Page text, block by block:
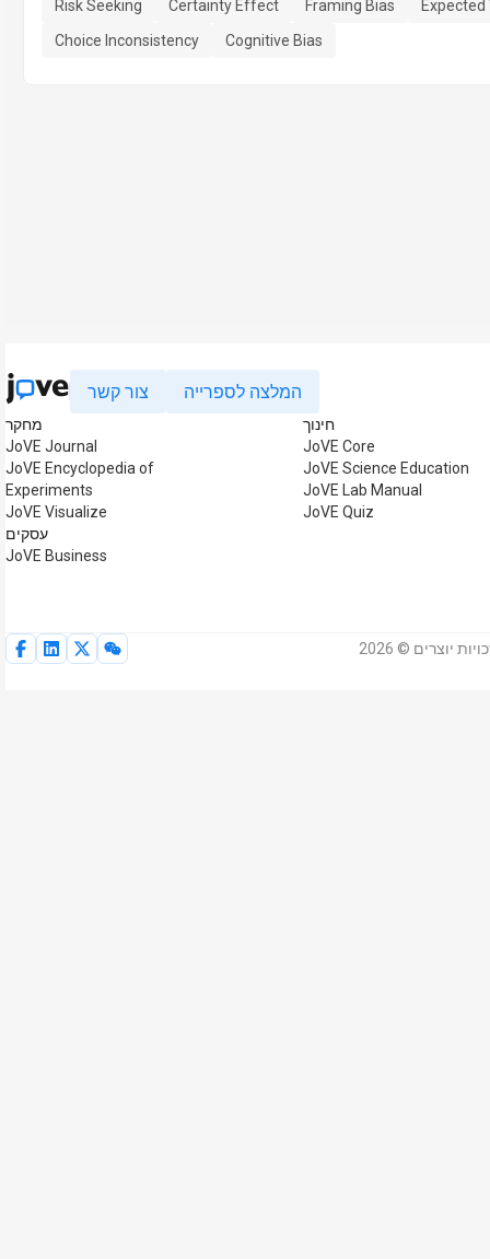
Risk Seeking
Certainty Effect Framing Bias
Expected
Choice Inconsistency
Cognitive Bias
צור קשר המלצה לספרייה
מחקר
JoVE Journal
JoVE Encyclopedia of
Experiments
JoVE Visualize
עסקים
JoVE Business
חינוך
JoVE Core
JoVE Science Education
JoVE Lab Manual
JoVE Quiz